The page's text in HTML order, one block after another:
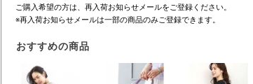
ご購入希望の方は、再入荷お知らせメールをご登録ください。
※再入荷お知らせメールは一部の商品のみご登録できます。
おすすめの商品